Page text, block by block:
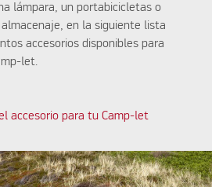
lámpara, un portabicicletas o
en la siguiente lista
accesorios disponibles para
let.
accesorio para tu Camp-let